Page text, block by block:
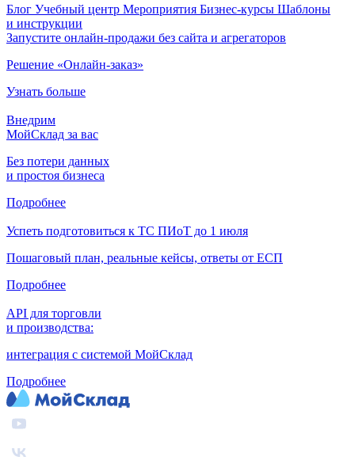
Блог Учебный центр Мероприятия Бизнес-курсы Шаблоны
и инструкции
Запустите онлайн-продажи без сайта и агрегаторов
Решение «Онлайн-заказ»
Узнать больше
Внедрим
МойСклад за вас
Без потери данных
и простоя бизнеса
Подробнее
Успеть подготовиться к ТС ПИоТ до 1 июля
Пошаговый план, реальные кейсы, ответы от ЕСП
Подробнее
API для торговли
и производства:
интеграция с системой МойСклад
Подробнее